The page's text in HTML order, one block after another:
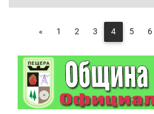
« 1 2 3 4 5 6